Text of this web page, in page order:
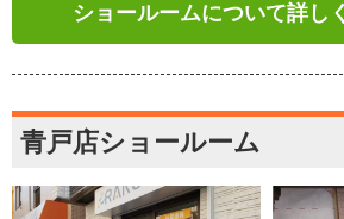
ショールームについて詳し
青戸店ショールーム